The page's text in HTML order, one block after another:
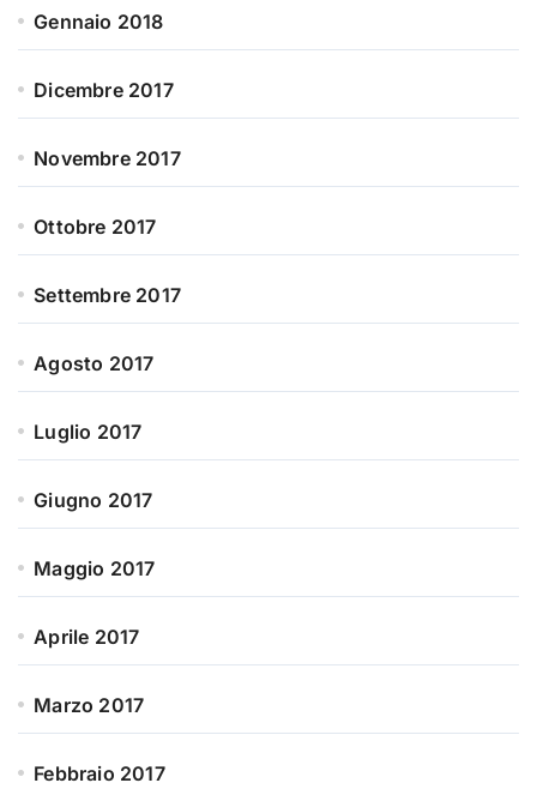
Gennaio 2018
Dicembre 2017
Novembre 2017
Ottobre 2017
Settembre 2017
Agosto 2017
Luglio 2017
Giugno 2017
Maggio 2017
Aprile 2017
Marzo 2017
Febbraio 2017